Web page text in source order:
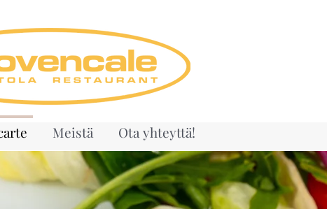
Meistä Ota yhteyttä!